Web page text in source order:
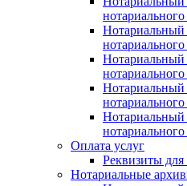
нотариального
Нотариальный
нотариального
Нотариальный
нотариального
Нотариальный
нотариального
Нотариальный
нотариального
Оплата услуг
Реквизиты
Нотариальные